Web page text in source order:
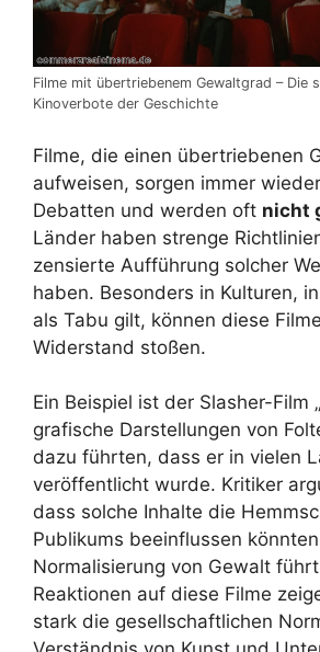
Filme mit übertriebenem Gewaltgrad – Die
Kinoverbote der Geschichte
Filme, die einen übertriebenen
aufweisen, sorgen immer
Debatten und werden oft nicht
Länder haben strenge
zensierte Aufführung solcher
haben. Besonders in Kulturen,
als Tabu gilt, können diese
Widerstand stoßen.
Ein Beispiel ist der Slasher-Film
grafische Darstellungen von
dazu führten, dass er in vielen
veröffentlicht wurde. Kritiker
dass solche Inhalte die
Publikums beeinflussen
Normalisierung von Gewalt
Reaktionen auf diese Filme
stark die gesellschaftlichen